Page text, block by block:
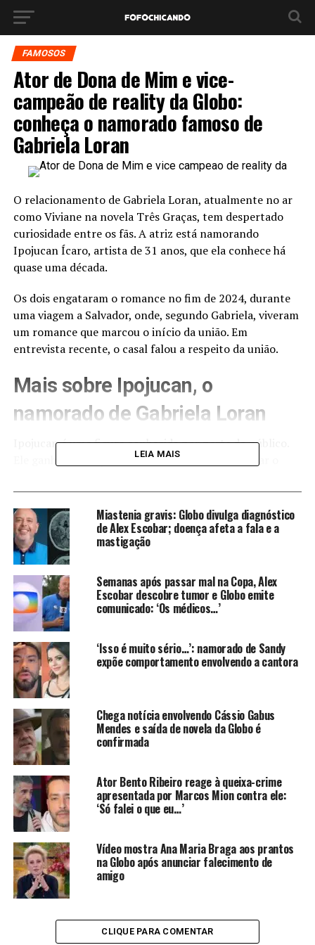
FAMOSOS
Ator de Dona de Mim e vice-
campeão de reality da Globo:
conheça o namorado famoso de
Gabriela Loran
O relacionamento de Gabriela Loran, atualmente no ar
como Viviane na novela Três Graças, tem despertado
curiosidade entre os fãs. A atriz está namorando
Ipojucan Ícaro, artista de 31 anos, que ela conhece há
quase uma década.
Os dois engataram o romance no fim de 2024, durante
uma viagem a Salvador, onde, segundo Gabriela, viveram
um romance que marcou o início da união. Em
entrevista recente, o casal falou a respeito da união.
Mais sobre Ipojucan, o
namorado de Gabriela Loran
Ipojucan é uma figura conhecida por parte do público.
Ele ganhou projeção nacional em 2022 ao integrar o
destacou até alcançar o segundo lugar da temporada.
Foi também nesse período que ele tornou pública sua
bissexualidade. Além da TV, Ipojucan acumula carreira
consolidada como artista circense e criador de
conteúdo, com mais de 200 mil seguidores nas redes
sociais.
Recentemente, Ipojucan participou do folhetim Dona de
Mim, escrito por Rosane Svartman e dirigido por Allan
Fiterman. Nas redes sociais, costuma dividir momentos
de sua rotina, dicas de culinária, vídeos de bem-estar e
registros ao lado de Gabriela, com quem vive um
relacionamento marcado por parceria e rotina
compartilhada, inclusive na produção de vídeos para o
Instagram.
Gabriela Loran e Ipojuca
falaram sobre o namoro
Em entrevista ao gshow, Gabriela relembrou um episódio
que simboliza o carinho do namorado. Após achar que
Ipojucan havia sumido ao sair para encontrar uma
amiga, descobriu que ele preparava uma surpresa e
LEIA MAIS
Miastenia gravis: Globo divulga diagnóstico
de Alex Escobar; doença afeta a fala e a
mastigação
Semanas após passar mal na Copa, Alex
Escobar descobre tumor e Globo emite
comunicado: ‘Os médicos…’
‘Isso é muito sério…’: namorado de Sandy
expõe comportamento envolvendo a cantora
Chega notícia envolvendo Cássio Gabus
Mendes e saída de novela da Globo é
confirmada
Ator Bento Ribeiro reage à queixa-crime
apresentada por Marcos Mion contra ele:
‘Só falei o que eu…’
Vídeo mostra Ana Maria Braga aos prantos
na Globo após anunciar falecimento de
amigo
CLIQUE PARA COMENTAR